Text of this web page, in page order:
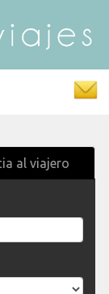
al viajero